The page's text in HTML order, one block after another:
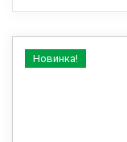
Новинка!